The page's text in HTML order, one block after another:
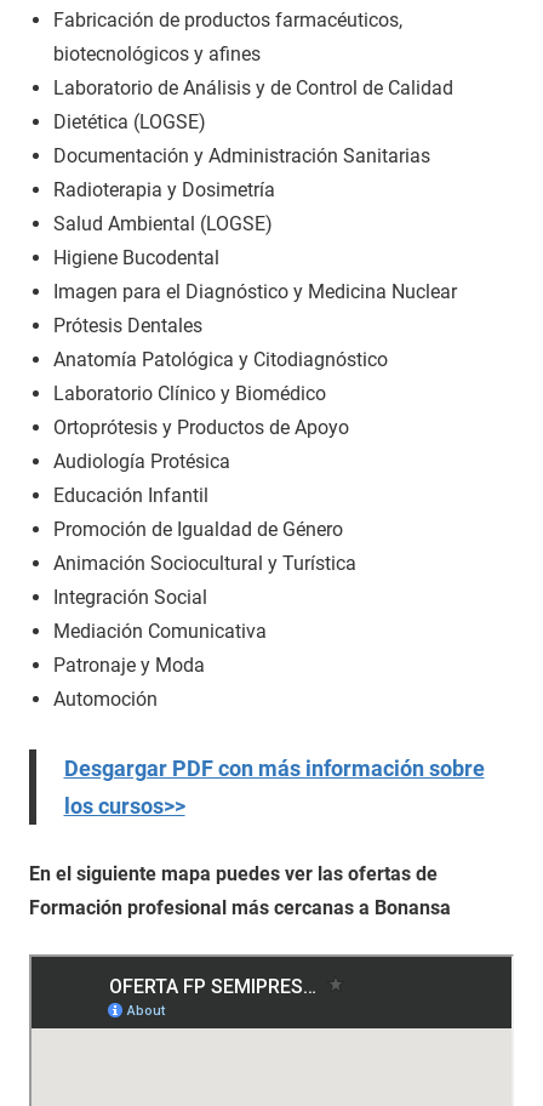
Fabricación de productos farmacéuticos,
biotecnológicos y afines
Laboratorio de Análisis y de Control de Calidad
Dietética (LOGSE)
Documentación y Administración Sanitarias
Radioterapia y Dosimetría
Salud Ambiental (LOGSE)
Higiene Bucodental
Imagen para el Diagnóstico y Medicina Nuclear
Prótesis Dentales
Anatomía Patológica y Citodiagnóstico
Laboratorio Clínico y Biomédico
Ortoprótesis y Productos de Apoyo
Audiología Protésica
Educación Infantil
Promoción de Igualdad de Género
Animación Sociocultural y Turística
Integración Social
Mediación Comunicativa
Patronaje y Moda
Automoción
Desgargar PDF con más información sobre
los cursos>>
En el siguiente mapa puedes ver las ofertas de
Formación profesional más cercanas a Bonansa